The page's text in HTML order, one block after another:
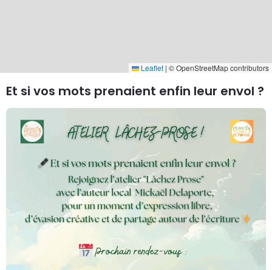
Leaflet | © OpenStreetMap contributors
Et si vos mots prenaient enfin leur envol ?